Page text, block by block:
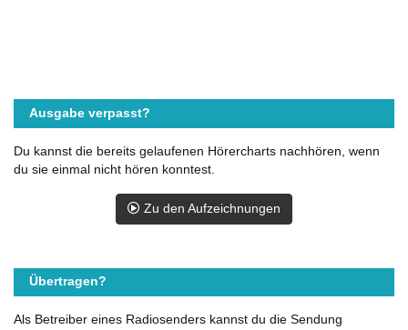
Ausgabe verpasst?
Du kannst die bereits gelaufenen Hörercharts nachhören, wenn
du sie einmal nicht hören konntest.
Zu den Aufzeichnungen
Übertragen?
Als Betreiber eines Radiosenders kannst du die Sendung